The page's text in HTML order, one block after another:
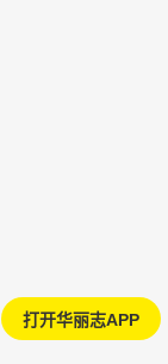
打开华丽志APP